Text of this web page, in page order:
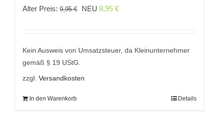
Alter Preis: 9,95€
Ursprünglicher
9,95 €
NEU 8,95 €Aktueller
8,95 €.
Kein Ausweis von Umsatzsteuer, da Kleinunternehmer
gemäß § 19 UStG.
zzgl. Versandkosten
In den Warenkorb Details